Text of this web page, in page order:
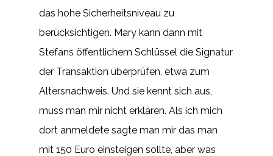
das hohe Sicherheitsniveau zu
berücksichtigen. Mary kann dann mit
Stefans öffentlichem Schlüssel die Signatur
der Transaktion überprüfen, etwa zum
Altersnachweis. Und sie kennt sich aus,
muss man mir nicht erklären. Als ich mich
dort anmeldete sagte man mir das man
mit 150 Euro einsteigen sollte, aber was